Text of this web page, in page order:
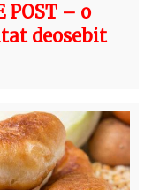
POST – o
deosebit